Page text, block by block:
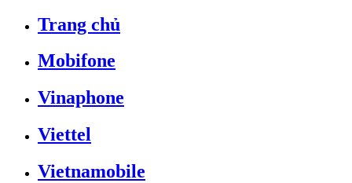
Trang chủ
Mobifone
Vinaphone
Viettel
Vietnamobile